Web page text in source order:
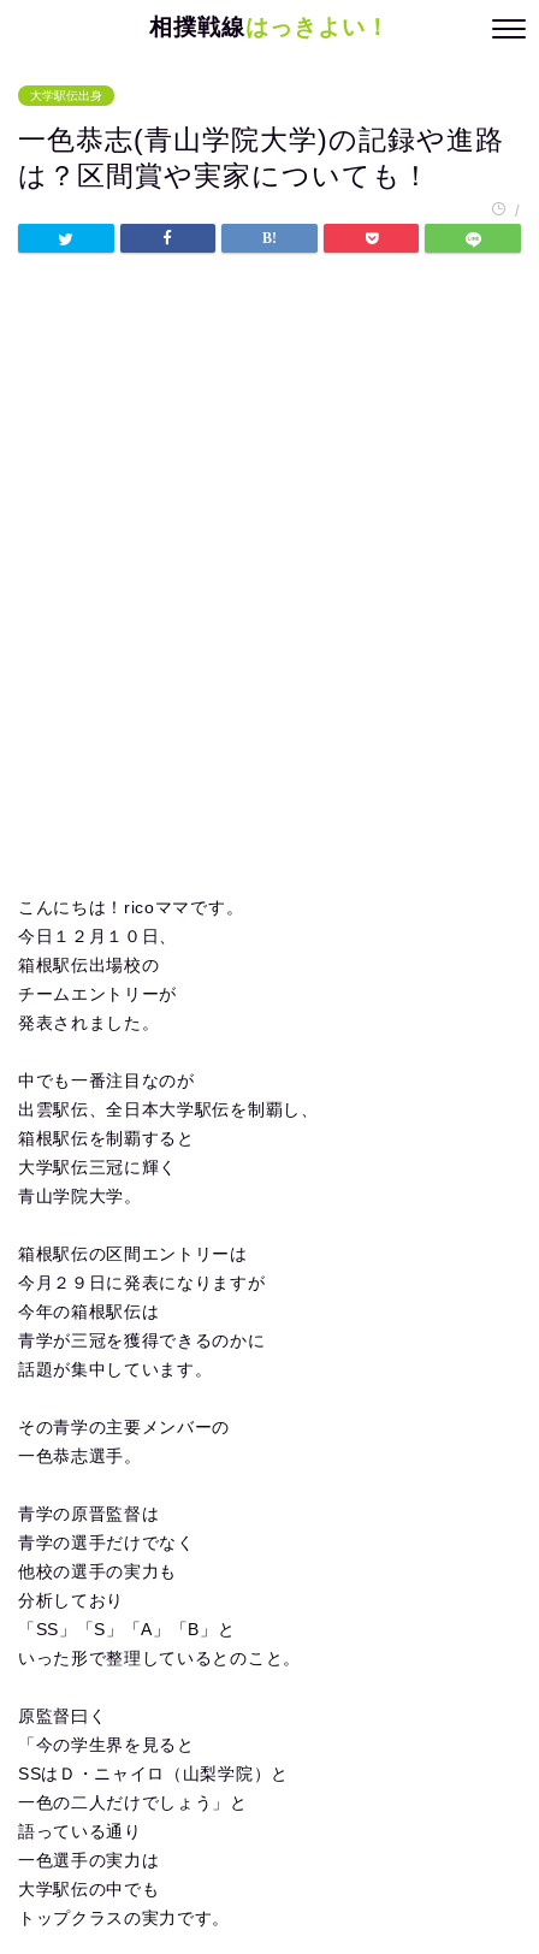
相撲戦線はっきよい！
大学駅伝出身
一色恭志(青山学院大学)の記録や進路
は？区間賞や実家についても！
/
こんにちは！ricoママです。
今日１２月１０日、
箱根駅伝出場校の
チームエントリーが
発表されました。
中でも一番注目なのが
出雲駅伝、全日本大学駅伝を制覇し、
箱根駅伝を制覇すると
大学駅伝三冠に輝く
青山学院大学。
箱根駅伝の区間エントリーは
今月２９日に発表になりますが
今年の箱根駅伝は
青学が三冠を獲得できるのかに
話題が集中しています。
その青学の主要メンバーの
一色恭志選手。
青学の原晋監督は
青学の選手だけでなく
他校の選手の実力も
分析しており
「SS」「S」「A」「B」と
いった形で整理しているとのこと。
原監督曰く
「今の学生界を見ると
SSはＤ・ニャイロ（山梨学院）と
一色の二人だけでしょう」と
語っている通り
一色選手の実力は
大学駅伝の中でも
トップクラスの実力です。